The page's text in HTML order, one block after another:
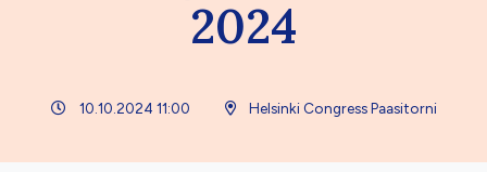
2024
10.10.2024 11:00 Helsinki Congress Paasitorni